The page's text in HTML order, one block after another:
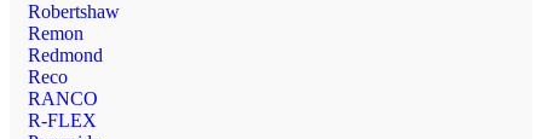
Robertshaw
Remon
Redmond
Reco
RANCO
R-FLEX